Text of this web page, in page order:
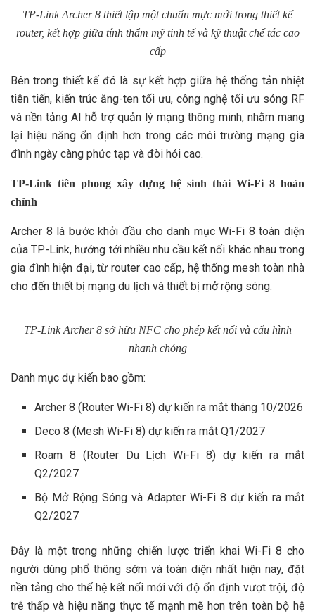
TP-Link Archer 8 thiết lập một chuẩn mực mới trong thiết kế
router, kết hợp giữa tính thẩm mỹ tinh tế và kỹ thuật chế tác cao
cấp
Bên trong thiết kế đó là sự kết hợp giữa hệ thống tản nhiệt
tiên tiến, kiến trúc ăng-ten tối ưu, công nghệ tối ưu sóng RF
và nền tảng AI hỗ trợ quản lý mạng thông minh, nhằm mang
lại hiệu năng ổn định hơn trong các môi trường mạng gia
đình ngày càng phức tạp và đòi hỏi cao.
TP-Link tiên phong xây dựng hệ sinh thái Wi-Fi 8 hoàn
chỉnh
Archer 8 là bước khởi đầu cho danh mục Wi-Fi 8 toàn diện
của TP-Link, hướng tới nhiều nhu cầu kết nối khác nhau trong
gia đình hiện đại, từ router cao cấp, hệ thống mesh toàn nhà
cho đến thiết bị mạng du lịch và thiết bị mở rộng sóng.
TP-Link Archer 8 sở hữu NFC cho phép kết nối và cấu hình
nhanh chóng
Danh mục dự kiến bao gồm:
Archer 8 (Router Wi-Fi 8) dự kiến ra mắt tháng 10/2026
Deco 8 (Mesh Wi-Fi 8) dự kiến ra mắt Q1/2027
Roam 8 (Router Du Lịch Wi-Fi 8) dự kiến ra mắt
Q2/2027
Bộ Mở Rộng Sóng và Adapter Wi-Fi 8 dự kiến ra mắt
Q2/2027
Đây là một trong những chiến lược triển khai Wi-Fi 8 cho
người dùng phổ thông sớm và toàn diện nhất hiện nay, đặt
nền tảng cho thế hệ kết nối mới với độ ổn định vượt trội, độ
trễ thấp và hiệu năng thực tế mạnh mẽ hơn trên toàn bộ hệ